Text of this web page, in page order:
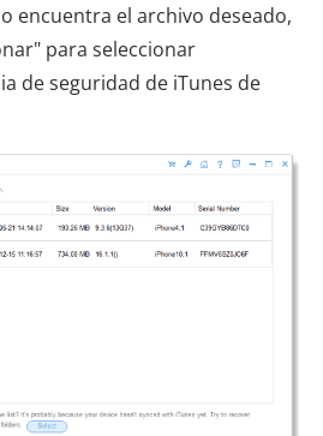
encuentra el archivo deseado,
para seleccionar
de seguridad de iTunes de